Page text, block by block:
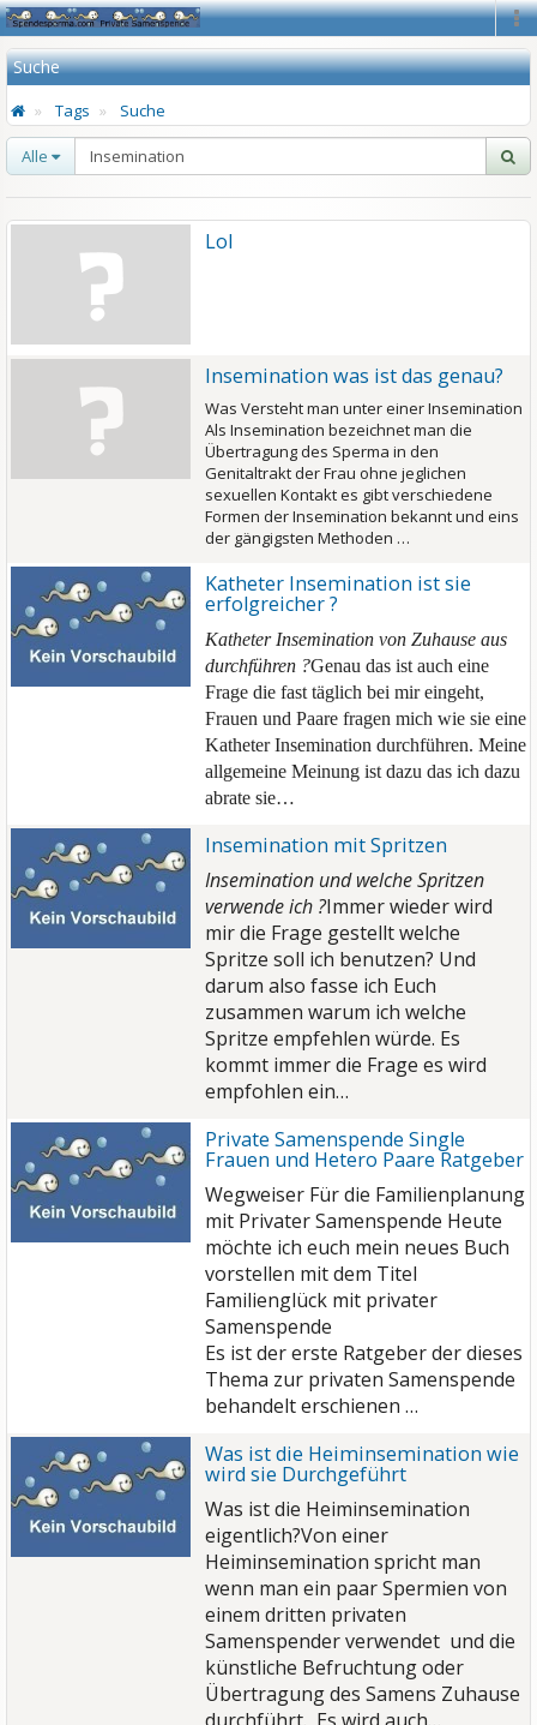
Suche
Tags Suche
Alle
Lol
Insemination was ist das genau?
Was Versteht man unter einer Insemination
Als Insemination bezeichnet man die
Übertragung des Sperma in den
Genitaltrakt der Frau ohne jeglichen
sexuellen Kontakt es gibt verschiedene
Formen der Insemination bekannt und eins
der gängigsten Methoden …
Katheter Insemination ist sie
erfolgreicher ?
Katheter Insemination von Zuhause aus
durchführen ?Genau das ist auch eine
Frage die fast täglich bei mir eingeht,
Frauen und Paare fragen mich wie sie eine
Katheter Insemination durchführen. Meine
allgemeine Meinung ist dazu das ich dazu
abrate sie…
Insemination mit Spritzen
Insemination und welche Spritzen
verwende ich ?Immer wieder wird
mir die Frage gestellt welche
Spritze soll ich benutzen? Und
darum also fasse ich Euch
zusammen warum ich welche
Spritze empfehlen würde. Es
kommt immer die Frage es wird
empfohlen ein…
Private Samenspende Single
Frauen und Hetero Paare Ratgeber
Wegweiser Für die Familienplanung
mit Privater Samenspende Heute
möchte ich euch mein neues Buch
vorstellen mit dem Titel
Familienglück mit privater
Samenspende
Es ist der erste Ratgeber der dieses
Thema zur privaten Samenspende
behandelt erschienen …
Was ist die Heiminsemination wie
wird sie Durchgeführt
Was ist die Heiminsemination
eigentlich?Von einer
Heiminsemination spricht man
wenn man ein paar Spermien von
einem dritten privaten
Samenspender verwendet und die
künstliche Befruchtung oder
Übertragung des Samens Zuhause